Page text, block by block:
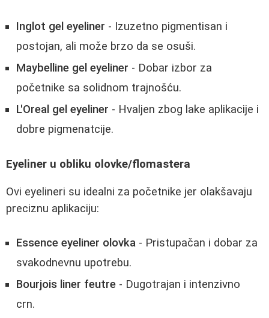
Inglot gel eyeliner - Izuzetno pigmentisan i
postojan, ali može brzo da se osuši.
Maybelline gel eyeliner - Dobar izbor za
početnike sa solidnom trajnošću.
L'Oreal gel eyeliner - Hvaljen zbog lake aplikacije i
dobre pigmenatcije.
Eyeliner u obliku olovke/flomastera
Ovi eyelineri su idealni za početnike jer olakšavaju
preciznu aplikaciju:
Essence eyeliner olovka - Pristupačan i dobar za
svakodnevnu upotrebu.
Bourjois liner feutre - Dugotrajan i intenzivno
crn.